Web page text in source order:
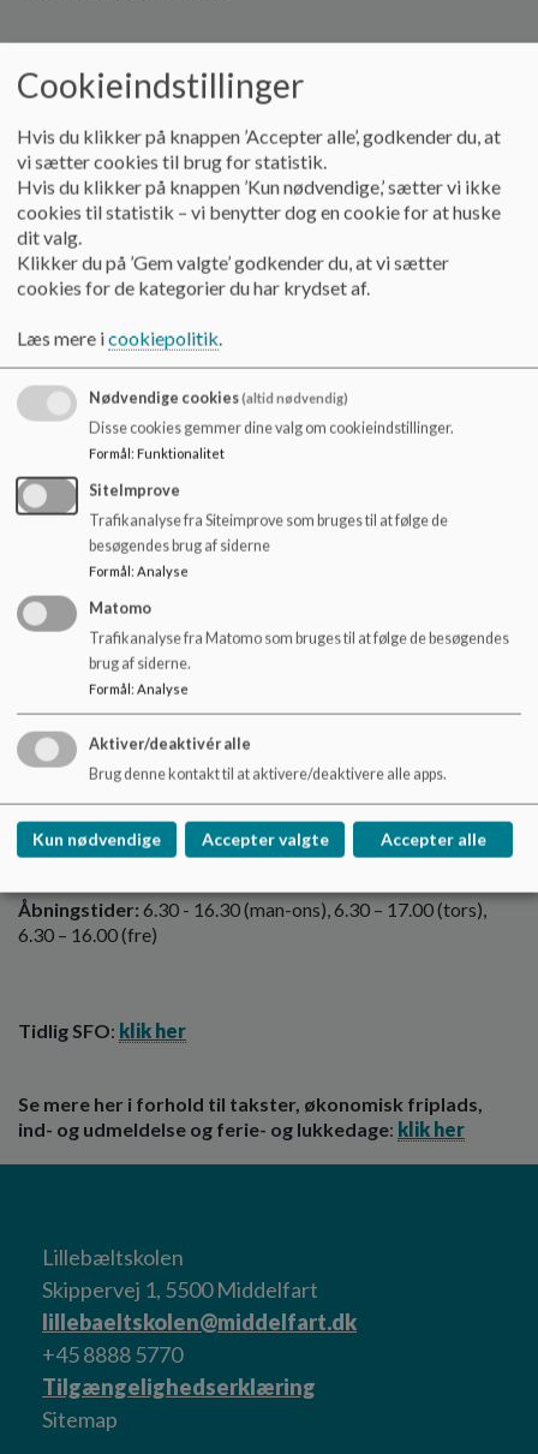
SFO’en er en integreret del af skolen med egne basislokaler
og med råderet over skolens forskellige faglokaler.
Skolen og fritidsordningen har gode fysiske rammer, store
grønne udenomsarealer og ligger i naturskønne omgivelser i
et bynært miljø.
Udenomsarealerne består af en stor velfungerende legeplads,
kunststofbane, naturlegeplads, bålhus m.v.
Struktur:
Fritidsordningen er om eftermiddagen opdelt på følgende
Fritten, som er for elever i 0. til 3. klasse.
Mini Fritten (Tidlig SFO) fra 1.marts til sommerferien, er
elever i Mini Fritten i egne basis lokaler fra kl. 7.30. Om
eftermiddagen kan eleverne i 0. og 3. klasse samt Mini
basislokaler.
Antal børn pr. 1. september
SFO- og indskolingsleder : Pia Orloff Schmidt
Tlf.2173 1587
Åbningstider: 6.30 - 16.30 (man-ons), 6.30 – 17.00 (tors),
6.30 – 16.00 (fre)
Tidlig SFO: klik her
Se mere her i forhold til takster, økonomisk friplads,
ind- og udmeldelse og ferie- og lukkedage: klik her
Lillebæltskolen
Skippervej 1, 5500 Middelfart
lillebaeltskolen@middelfart.dk
+45 8888 5770
Tilgængelighedserklæring
Sitemap
Cookieindstillinger
Hvis du klikker på knappen ’Accepter alle’, godkender du, at
vi sætter cookies til brug for statistik.
Hvis du klikker på knappen ’Kun nødvendige,’ sætter vi ikke
cookies til statistik – vi benytter dog en cookie for at huske
dit valg.
Klikker du på ’Gem valgte’ godkender du, at vi sætter
cookies for de kategorier du har krydset af.
Læs mere icookiepolitik.
Nødvendige cookies(altid nødvendig)
Disse cookies gemmer dine valg om cookieindstillinger.
Formål: Funktionalitet
SiteImprove
Trafikanalyse fra Siteimprove som bruges til at følge de
besøgendes brug af siderne
Formål: Analyse
Matomo
Trafikanalyse fra Matomo som bruges til at følge de besøgendes
brug af siderne.
Formål: Analyse
Aktiver/deaktivér alle
Brug denne kontakt til at aktivere/deaktivere alle apps.
Kun nødvendige Accepter valgte Accepter alle